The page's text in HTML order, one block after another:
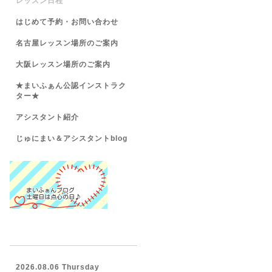
はじめて予約・お問い合わせ
名古屋レッスン場所のご案内
大阪レッスン場所のご案内
★まいふぁん公認インストラク
ター★
アシスタント紹介
じゅにまい＆アシスタントblog
2026.08.06 Thursday